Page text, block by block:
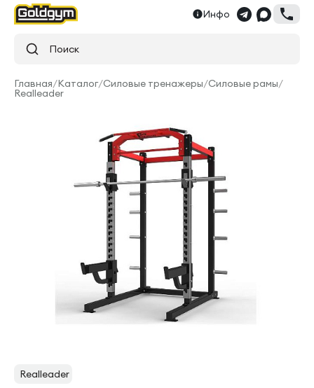
Инфо
Поиск
Главная/Каталог/Силовые тренажеры/Силовые рамы/
Realleader
Realleader